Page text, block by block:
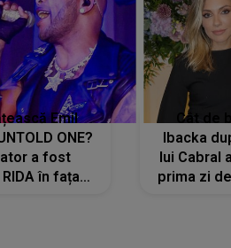
Emil
ONE?
a fost
în fața
Cât de
Ibacka
lui Cabral
prima zi